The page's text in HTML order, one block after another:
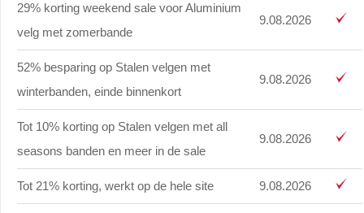
29% korting weekend sale voor Aluminium
velg met zomerbande
9.08.2026
52% besparing op Stalen velgen met
winterbanden, einde binnenkort
9.08.2026
Tot 10% korting op Stalen velgen met all
seasons banden en meer in de sale
9.08.2026
Tot 21% korting, werkt op de hele site 9.08.2026